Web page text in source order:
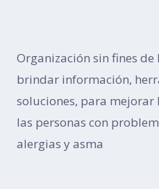
Organización sin fines
brindar información,
soluciones, para mejorar
las personas con
alergias y asma